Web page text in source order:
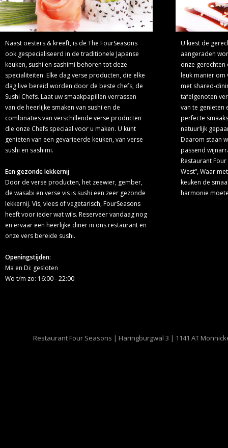
Naast oesters & kreeft, is de The FourSeasons
ook gespecialiseerd in de traditionele Japanse
keuken, sushi en sashimi behoren tot deze
specialiteiten. Elke dag verse producten, die elke
dag live bereid worden door de beste chefs, de
Sushi Chefs. Laat uw smaakpapillen verrassen
van de heerlijke smaken van sushi en de
combinaties van verschillende verse producten
die onze Chefs speciaal voor u maken. U kunt
genieten van een gevarieerde keuken, van verse
sushi en sashimi.
Een gezonde lekkernij
Door de verse producten, het zeewier, gember,
de wasabi en verse vis is sushi een zeer gezonde
lekkernij. Vis, vlees of vegetarisch, FourSeasons
heeft voor ieder wat wils. Reserveer vandaag nog
en ervaar een heerlijke diner in ons restaurant en
onze vers bereide sushi.
Openingstijden:
Ma en Di: gesloten
Wo t/m zo: 16:00 - 22:00
U kiest de
aangeraden
onze gerechten
leuk manier om
met shared-
tafelgenoten
van te genieten
perfecte
natuurlijk
Daarom staan
passend
Restaurant
West”, Waar
keuken de
harmonie
Restaurant Four Seasons | Haringburgwal 3 | 1141 AT